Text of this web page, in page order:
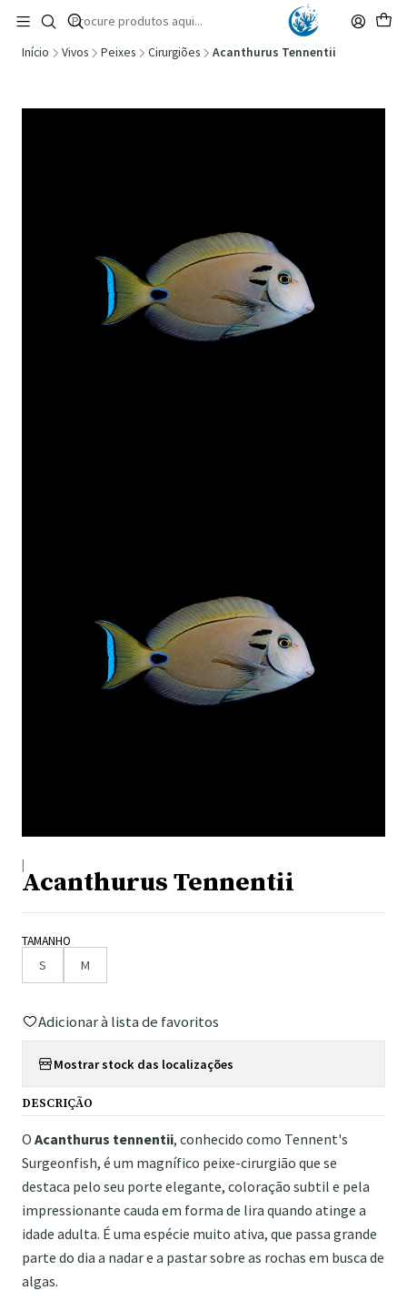
🚚 Portugal Continental: Portes Grátis desde 149,90€ (Envio extresso: 14,90€)
Ler mais
Início Vivos Peixes Cirurgiões Acanthurus Tennentii
|
Acanthurus Tennentii
TAMANHO
S M
Adicionar à lista de favoritos
Mostrar stock das localizações
DESCRIÇÃO
O Acanthurus tennentii, conhecido como Tennent's
Surgeonfish, é um magnífico peixe-cirurgião que se
destaca pelo seu porte elegante, coloração subtil e pela
impressionante cauda em forma de lira quando atinge a
idade adulta. É uma espécie muito ativa, que passa grande
parte do dia a nadar e a pastar sobre as rochas em busca de
algas.